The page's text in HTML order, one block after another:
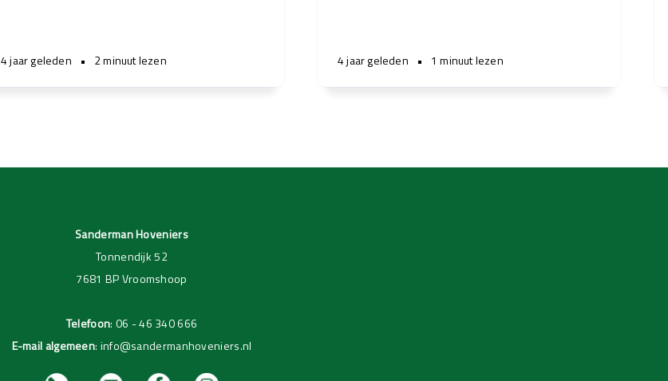
4 jaar geleden • 2 minuut lezen 4 jaar geleden • 1 minuut lezen
Sanderman Hoveniers
Tonnendijk 52
7681 BP Vroomshoop
Telefoon: 06 - 46 340 666
E-mail algemeen: info@sandermanhoveniers.nl